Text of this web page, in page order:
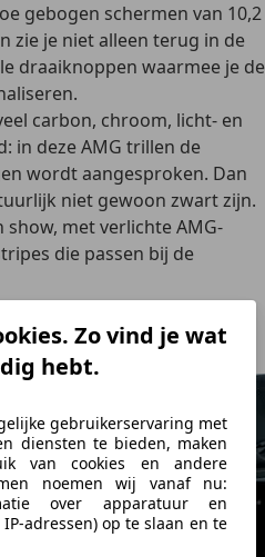
Zo vind je wat
hebt.
gebruikerservaring met
diensten te bieden, maken
van cookies en andere
noemen wij vanaf nu:
over apparatuur en
adressen) op te slaan en te
gebogen schermen van 10,2
zie je niet alleen terug in de
draaiknoppen waarmee je de
carbon, chroom, licht- en
in deze AMG trillen de
wordt aangesproken. Dan
niet gewoon zwart zijn.
met verlichte AMG-
die passen bij de
Wie zoveel blingbling kan
waarschijnlijk echte